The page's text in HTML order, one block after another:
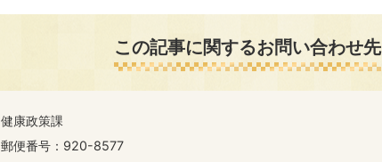
この記事に関するお問い合わせ先
健康政策課
郵便番号：920-8577